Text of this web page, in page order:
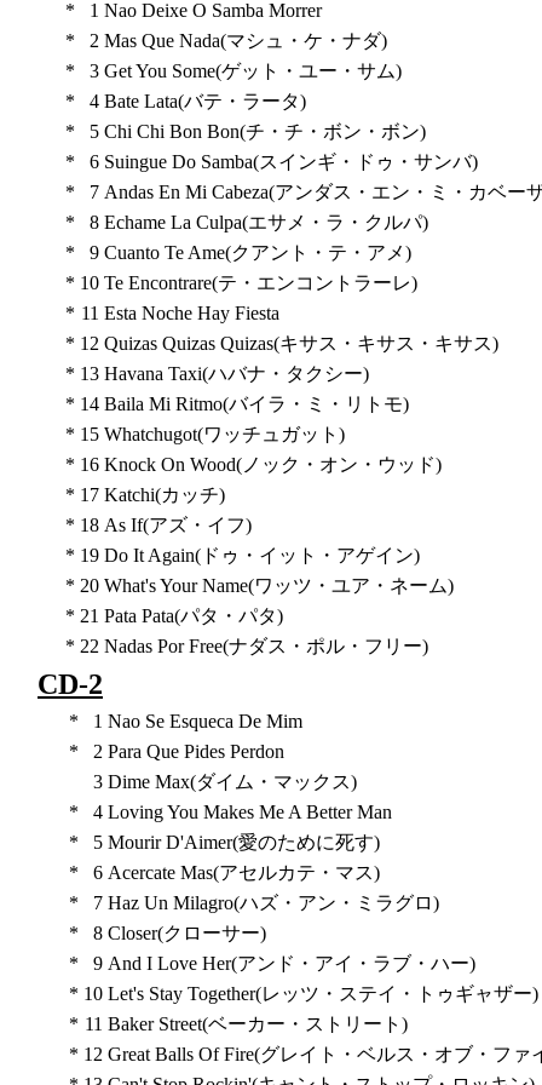
* 1 Nao Deixe O Samba Morrer
*
2 Mas Que Nada(マシュ・ケ・ナダ)
*
3 Get You Some(ゲット・ユー・サム)
*
4 Bate Lata(バテ・ラータ)
*
5 Chi Chi Bon Bon(チ・チ・ボン・ボン)
*
6 Suingue Do Samba(スインギ・ドゥ・サンバ)
*
7 Andas En Mi Cabeza(アンダス・エン・ミ・カベー
*
8 Echame La Culpa(エサメ・ラ・クルパ)
*
9 Cuanto Te Ame(クアント・テ・アメ)
* 10 Te Encontrare(テ・エンコントラーレ)
* 11 Esta Noche Hay Fiesta
* 12 Quizas Quizas Quizas(キサス・キサス・キサス)
* 13 Havana Taxi(ハバナ・タクシー)
* 14 Baila Mi Ritmo(バイラ・ミ・リトモ)
* 15 Whatchugot(ワッチュガット)
* 16 Knock On Wood(ノック・オン・ウッド)
* 17 Katchi(カッチ)
* 18 As If(アズ・イフ)
* 19 Do It Again(ドゥ・イット・アゲイン)
* 20 What's Your Name(ワッツ・ユア・ネーム)
* 21 Pata Pata(パタ・パタ)
* 22 Nadas Por Free(ナダス・ポル・フリー)
CD-2
* 1 Nao Se Esqueca De Mim
*
2 Para Que Pides Perdon
3 Dime Max(ダイム・マックス)
*
4 Loving You Makes Me A Better Man
*
5 Mourir D'Aimer(愛のために死す)
*
6 Acercate Mas(アセルカテ・マス)
*
7 Haz Un Milagro(ハズ・アン・ミラグロ)
*
8 Closer(クローサー)
*
9 And I Love Her(アンド・アイ・ラブ・ハー)
* 10 Let's Stay Together(レッツ・ステイ・トゥギャザー)
* 11 Baker Street(ベーカー・ストリート)
* 12 Great Balls Of Fire(グレイト・ベルス・オブ・ファ